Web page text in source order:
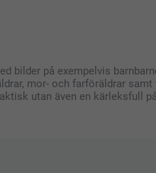
bilder på exempelvis
mor- och farföräldrar
utan även en kärleksfull